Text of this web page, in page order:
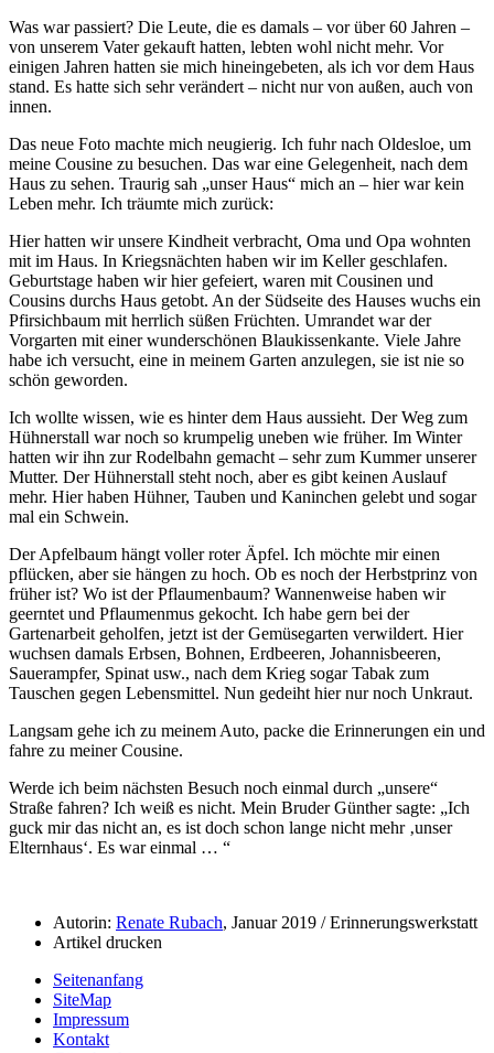
Was war passiert? Die Leute, die es damals – vor über 60 Jahren –
von unserem Vater gekauft hatten, lebten wohl nicht mehr. Vor
einigen Jahren hatten sie mich hineingebeten, als ich vor dem Haus
stand. Es hatte sich sehr verändert – nicht nur von außen, auch von
innen.
Das neue Foto machte mich neugierig. Ich fuhr nach Oldesloe, um
meine Cousine zu besuchen. Das war eine Gelegenheit, nach dem
Haus zu sehen. Traurig sah
unser Haus
mich an – hier war kein
Leben mehr. Ich träumte mich zurück:
Hier hatten wir unsere Kindheit verbracht, Oma und Opa wohnten
mit im Haus. In Kriegsnächten haben wir im Keller geschlafen.
Geburtstage haben wir hier gefeiert, waren mit Cousinen und
Cousins durchs Haus getobt. An der Südseite des Hauses wuchs ein
Pfirsichbaum mit herrlich süßen Früchten. Umrandet war der
Vorgarten mit einer wunderschönen Blaukissenkante. Viele Jahre
habe ich versucht, eine in meinem Garten anzulegen, sie ist nie so
schön geworden.
Ich wollte wissen, wie es hinter dem Haus aussieht. Der Weg zum
Hühnerstall war noch so krumpelig uneben wie früher. Im Winter
hatten wir ihn zur Rodelbahn gemacht – sehr zum Kummer unserer
Mutter. Der Hühnerstall steht noch, aber es gibt keinen Auslauf
mehr. Hier haben Hühner, Tauben und Kaninchen gelebt und sogar
mal ein Schwein.
Der Apfelbaum hängt voller roter Äpfel. Ich möchte mir einen
pflücken, aber sie hängen zu hoch. Ob es noch der Herbstprinz von
früher ist? Wo ist der Pflaumenbaum? Wannenweise haben wir
geerntet und Pflaumenmus gekocht. Ich habe gern bei der
Gartenarbeit geholfen, jetzt ist der Gemüsegarten verwildert. Hier
wuchsen damals Erbsen, Bohnen, Erdbeeren, Johannisbeeren,
Sauerampfer, Spinat usw., nach dem Krieg sogar Tabak zum
Tauschen gegen Lebensmittel. Nun gedeiht hier nur noch Unkraut.
Langsam gehe ich zu meinem Auto, packe die Erinnerungen ein und
fahre zu meiner Cousine.
Werde ich beim nächsten Besuch noch einmal durch
unsere
Straße fahren? Ich weiß es nicht. Mein Bruder Günther sagte:
Ich
guck mir das nicht an, es ist doch schon lange nicht mehr unser
Elternhaus . Es war einmal …
Autorin: Renate Rubach, Januar 2019 / Erinnerungswerkstatt
Artikel drucken
Seitenanfang
SiteMap
Impressum
Kontakt